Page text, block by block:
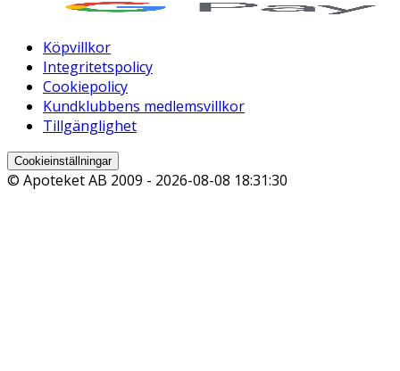
Köpvillkor
Integritetspolicy
Cookiepolicy
Kundklubbens medlemsvillkor
Tillgänglighet
Cookieinställningar
© Apoteket AB 2009 - 2026-08-08 18:31:30